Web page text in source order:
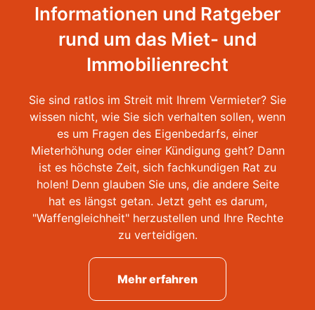
Informationen und Ratgeber
rund um das Miet- und
Immobilienrecht
Sie sind ratlos im Streit mit Ihrem Vermieter? Sie
wissen nicht, wie Sie sich verhalten sollen, wenn
es um Fragen des Eigenbedarfs, einer
Mieterhöhung oder einer Kündigung geht? Dann
ist es höchste Zeit, sich fachkundigen Rat zu
holen! Denn glauben Sie uns, die andere Seite
hat es längst getan. Jetzt geht es darum,
"Waffengleichheit" herzustellen und Ihre Rechte
zu verteidigen.
Mehr erfahren